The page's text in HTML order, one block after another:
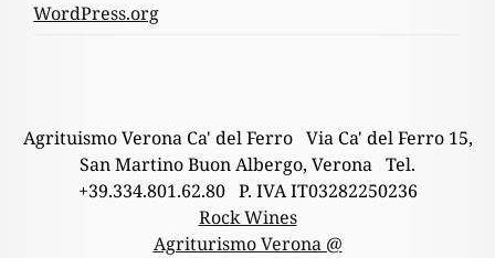
WordPress.org
Agrituismo Verona Ca' del Ferro Via Ca' del Ferro 15,
San Martino Buon Albergo, Verona Tel.
+39.334.801.62.80 P. IVA IT03282250236
Rock Wines
Agriturismo Verona @